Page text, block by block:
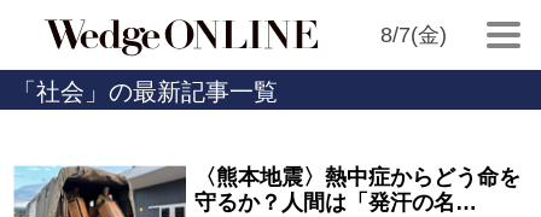
8/7(金)
「社会」の最新記事一覧
〈熊本地震〉熱中症からどう命を
守るか？人間は「発汗の名…